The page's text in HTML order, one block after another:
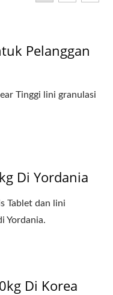
Pelanggan
Tinggi lini granulasi
Di Yordania
Tablet dan lini
Yordania.
Di Korea